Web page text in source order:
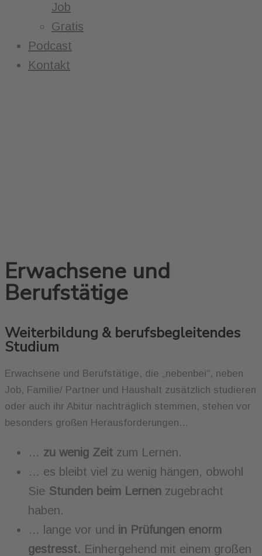
Job
Gratis
Podcast
Kontakt
Erwachsene und
Berufstätige
Weiterbildung & berufsbegleitendes
Studium
Erwachsene und Berufstätige, die „nebenbei“, neben
Job, Familie/ Partner und Haushalt zusätzlich studieren
oder auch ihr Abitur nachträglich stemmen, stehen vor
besonders großen Herausforderungen…
… zu wenig Zeit zum Lernen.
… es bleibt viel zu wenig hängen, obwohl
Sie Stunden beim Lernen zugebracht
haben.
… lange vor und in Prüfungen enorm
gestresst. Einhergehend mit einem großen